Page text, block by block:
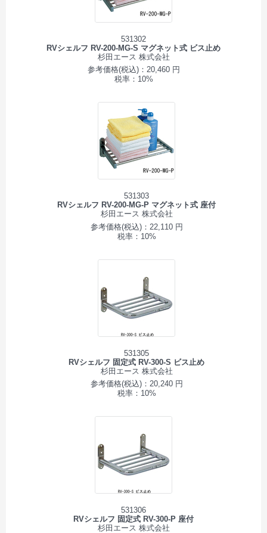
531302
RVシェルフ RV-200-MG-S マグネット式 ビス止め
杉田エース 株式会社
参考価格(税込)：20,460 円
税率：10%
531303
RVシェルフ RV-200-MG-P マグネット式 座付
杉田エース 株式会社
参考価格(税込)：22,110 円
税率：10%
531305
RVシェルフ 固定式 RV-300-S ビス止め
杉田エース 株式会社
参考価格(税込)：20,240 円
税率：10%
531306
RVシェルフ 固定式 RV-300-P 座付
杉田エース 株式会社